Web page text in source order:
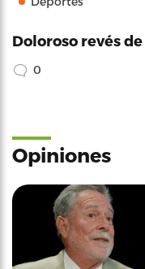
Doloroso revés
0
Opiniones